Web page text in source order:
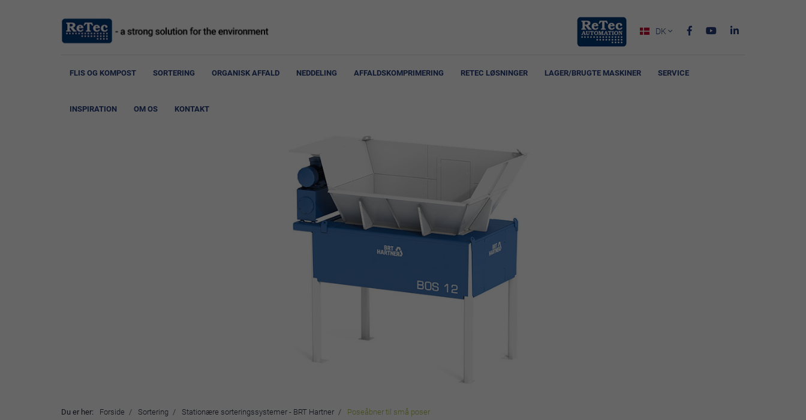
DK 
FLIS OG KOMPOST SORTERING ORGANISK AFFALD NEDDELING AFFALDSKOMPRIMERING RETEC LØSNINGER LAGER/BRUGTE MASKINER SERVICE
INSPIRATION OM OS KONTAKT
Du er her: Forside Sortering Stationære sorteringssystemer - BRT Hartner Poseåbner til små poser